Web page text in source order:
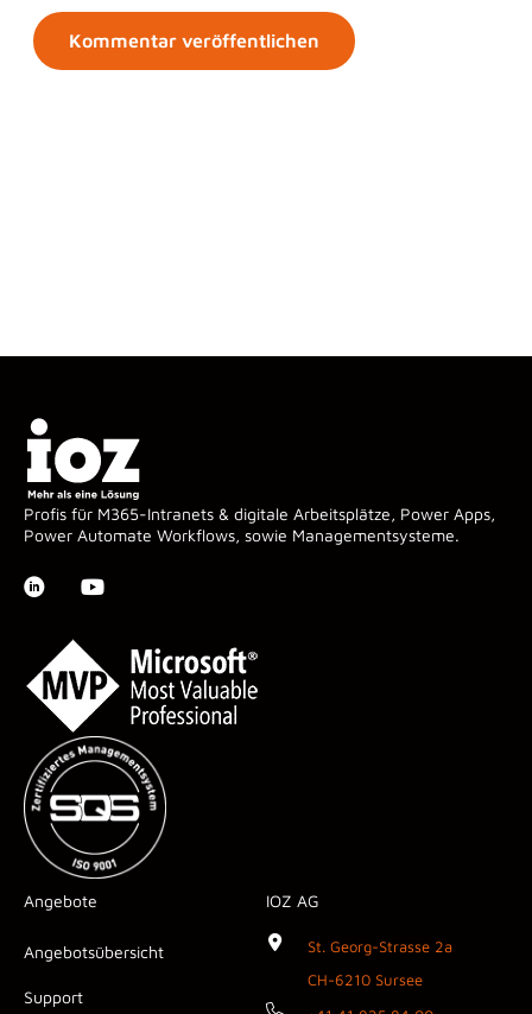
Profis für M365-Intranets & digitale Arbeitsplätze, Power Apps,
Power Automate Workflows, sowie Managementsysteme.
Angebote
Angebotsübersicht
Support
IOZ AG
St. Georg-Strasse 2a
CH-6210 Sursee